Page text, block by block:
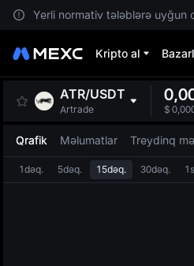
Yerli normativ tələblərə uyğun
Kripto al
ATR/USDT
Artrade
$
Qrafik Məlumatlar Treydinq
1dəq. 5dəq. 15dəq. 30dəq.